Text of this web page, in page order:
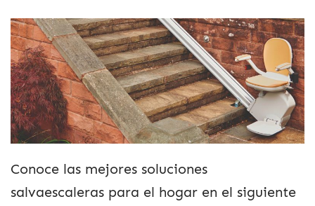
Conoce las mejores soluciones
salvaescaleras para el hogar en el siguiente